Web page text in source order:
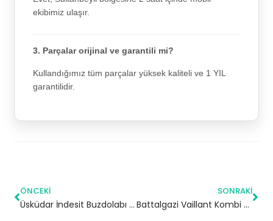
ekibimiz ulaşır.
3. Parçalar orijinal ve garantili mi?
Kullandığımız tüm parçalar yüksek kaliteli ve 1 YIL
garantilidir.
ÖNCEKI
Üsküdar İndesit Buzdolabı Servisi
SONRAKI
Battalgazi Vaillant Kombi Servisi – Sultanbeyli Yetkili Servis